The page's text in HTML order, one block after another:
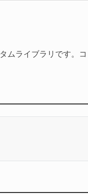
ムライブラリです。コ